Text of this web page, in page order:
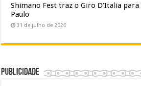
Shimano Fest traz o Giro D’Italia para
Paulo
31 de julho de 2026
Publicidade